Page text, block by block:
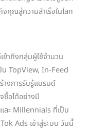
คุณสู่ความสำเร็จในโลก
าถึงกลุ่มผู้ใช้จำนวน
น TopView, In-Feed
งการรับรู้แบรนด์
ซื้อได้อย่างมี
ละ Millennials ที่เป็น
Ads เข้าสู่ระบบ วันนี้